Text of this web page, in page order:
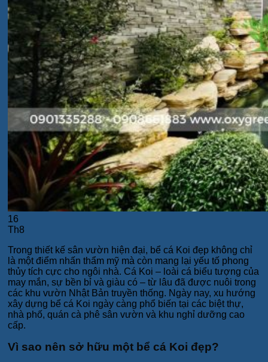
16
Th8
Trong thiết kế sân vườn hiện đại, bể cá Koi đẹp không chỉ
là một điểm nhấn thẩm mỹ mà còn mang lại yếu tố phong
thủy tích cực cho ngôi nhà. Cá Koi – loài cá biểu tượng của
may mắn, sự bền bỉ và giàu có – từ lâu đã được nuôi trong
các khu vườn Nhật Bản truyền thống. Ngày nay, xu hướng
xây dựng bể cá Koi ngày càng phổ biến tại các biệt thự,
nhà phố, quán cà phê sân vườn và khu nghỉ dưỡng cao
cấp.
Vì sao nên sở hữu một bể cá Koi đẹp?